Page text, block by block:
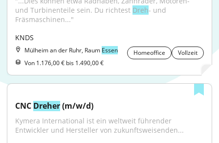
und Turbinenteile sein. Du richtest Dreh- und
Fräsmaschinen..."
KNDS
Mülheim an der Ruhr, Raum Essen Homeoffice
Vollzeit
Von 1.176,00 € bis 1.490,00 €
CNC Dreher (m/w/d)
Kymera International ist ein weltweit führender
Entwickler und Hersteller von zukunftsweisenden...